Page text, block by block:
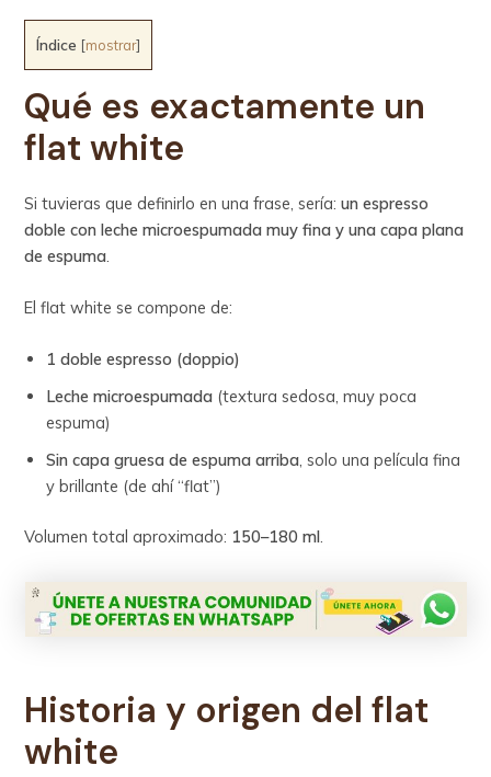
Índice [mostrar]
Qué es exactamente un
flat white
Si tuvieras que definirlo en una frase, sería:un espresso
doble con leche microespumada muy fina y una capa plana
de espuma
El flat white se compone de:
1 doble espresso (doppio)
Leche microespumada (textura sedosa, muy poca
espuma)
Sin capa gruesa de espuma arriba, solo una película fina
y brillante (de ahí “flat”)
Volumen total aproximado: 150–180 ml.
Historia y origen del flat
white